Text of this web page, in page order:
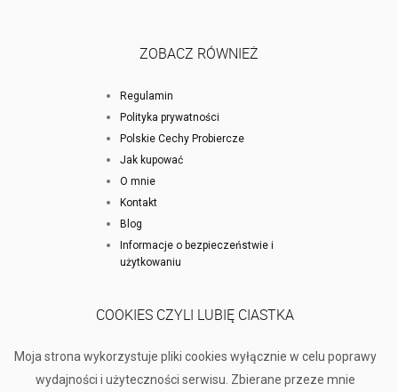
ZOBACZ RÓWNIEŻ
Regulamin
Polityka prywatności
Polskie Cechy Probiercze
Jak kupować
O mnie
Kontakt
Blog
Informacje o bezpieczeństwie i
użytkowaniu
COOKIES CZYLI LUBIĘ CIASTKA
Moja strona wykorzystuje pliki cookies wyłącznie w celu poprawy
wydajności i użyteczności serwisu. Zbierane przeze mnie